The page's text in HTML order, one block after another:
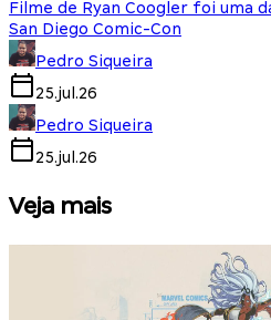
Filme de Ryan Coogler foi uma
San Diego Comic-Con
Pedro Siqueira
25.jul.26
Pedro Siqueira
25.jul.26
Veja mais